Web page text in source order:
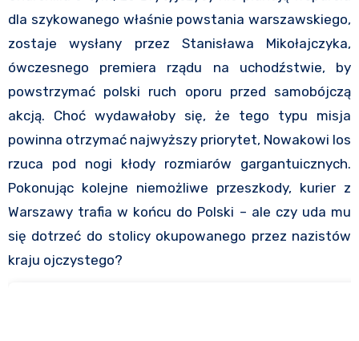
dla szykowanego właśnie powstania warszawskiego,
zostaje wysłany przez Stanisława Mikołajczyka,
ówczesnego premiera rządu na uchodźstwie, by
powstrzymać polski ruch oporu przed samobójczą
akcją. Choć wydawałoby się, że tego typu misja
powinna otrzymać najwyższy priorytet, Nowakowi los
rzuca pod nogi kłody rozmiarów gargantuicznych.
Pokonując kolejne niemożliwe przeszkody, kurier z
Warszawy trafia w końcu do Polski – ale czy uda mu
się dotrzeć do stolicy okupowanego przez nazistów
kraju ojczystego?